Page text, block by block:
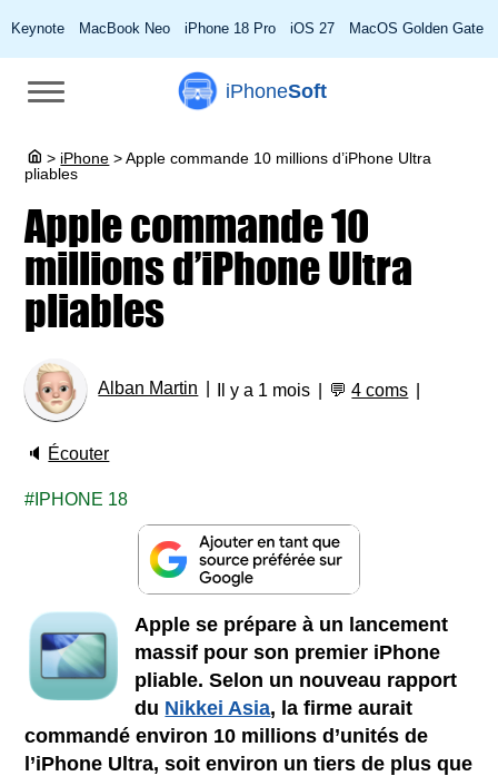
Keynote MacBook Neo iPhone 18 Pro iOS 27 MacOS Golden Gate
iPhoneSoft
> iPhone >Apple commande 10 millions d’iPhone Ultra
pliables
Apple commande 10
millions d’iPhone Ultra
pliables
Alban Martin Il y a 1 mois 💬4 coms
🔈 Écouter
IPHONE 18
Apple se prépare à un lancement
massif pour son premier iPhone
pliable. Selon un nouveau rapport
du Nikkei Asia, la firme aurait
commandé environ 10 millions d’unités de
l’iPhone Ultra, soit environ un tiers de plus que